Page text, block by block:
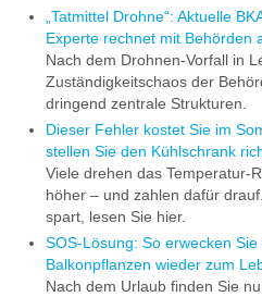
„Tatmittel Drohne“: Aktuelle
Experte rechnet mit Behörden
Nach dem Drohnen-Vorfall in
Zuständigkeitschaos der
dringend zentrale Strukturen.
Dieser Fehler kostet Sie im
stellen Sie den Kühlschrank
Viele drehen das Temperatur-
höher – und zahlen dafür
spart, lesen Sie hier.
SOS-Lösung: So erwecken
Balkonpflanzen wieder zum
Nach dem Urlaub finden Sie